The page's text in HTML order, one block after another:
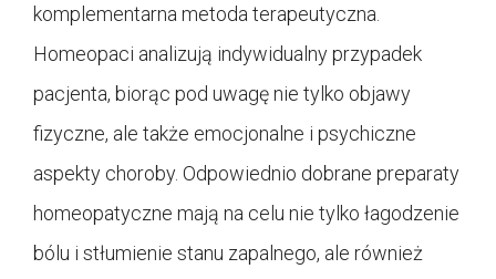
komplementarna metoda terapeutyczna.
Homeopaci analizują indywidualny przypadek
pacjenta, biorąc pod uwagę nie tylko objawy
fizyczne, ale także emocjonalne i psychiczne
aspekty choroby. Odpowiednio dobrane preparaty
homeopatyczne mają na celu nie tylko łagodzenie
bólu i stłumienie stanu zapalnego, ale również